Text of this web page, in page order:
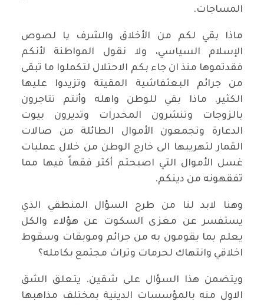
المساجات.
ماذا بقي لكم من الأخلاق والشرف يا لصوص
الإسلام السياسي، ولا نقول المواطنة لأنكم
فقدتموها منذ ان جاء بكم الاحتلال لتكملوا ما تبقى
من جرائم البعثفاشية المقيتة وتزيدوا عليها
الكثير. ماذا بقي للوطن واهله وأنتم تتاجرون
بالزوجات وتنشرون المخدرات وتديرون بيوت
الدعارة وتجمعون الأموال الطائلة من صالات
القمار لتهريبها الى خارج الوطن من خلال عمليات
غسل الأموال التي اصبحتم أكثر فقهاً فيها مما
تفقهونه من دينكم.
وهنا لابد لنا من طرح السؤال المنطقي الذي
يستفسر عن مغزى السكوت عن هؤلاء والكل
يعلم بما يقومون به من جرائم وموبقات وسقوط
اخلاقي وانتهاك لحرمات وتراث مجتمع بكامله؟
ويتضمن هذا السؤال على شقين. يتعلق الشق
الاول منه بالمؤسسات الدينية بمختلف مذاهبها